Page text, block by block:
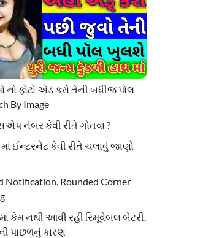
નો ફોટો એડ કરો તેની બધીજ પોલ
By Image
નંબર કેવી રીતે ગોતવા ?
ઈન્ટરનેટ કેવી રીતે ચલાવું જાણો
Notification, Rounded Corner
કેમ નથી આવી રહી રિમૂવેબલ બેટરી,
પાછળનું કારણ